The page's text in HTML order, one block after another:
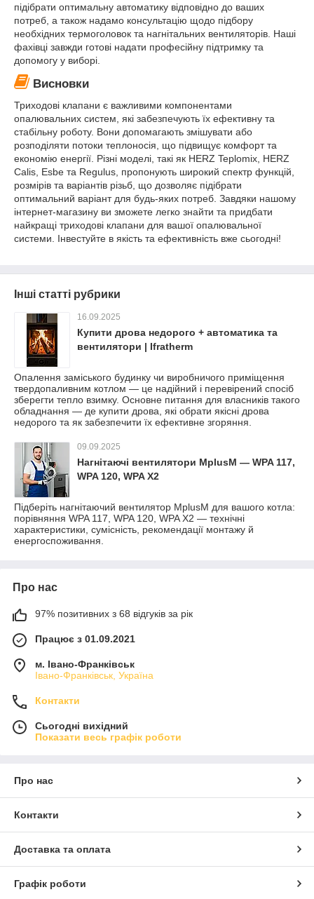
підібрати оптимальну автоматику відповідно до ваших
потреб, а також надамо консультацію щодо підбору
необхідних термоголовок та нагнітальних вентиляторів. Наші
фахівці завжди готові надати професійну підтримку та
допомогу у виборі.
Висновки
Триходові клапани є важливими компонентами
опалювальних систем, які забезпечують їх ефективну та
стабільну роботу. Вони допомагають змішувати або
розподіляти потоки теплоносія, що підвищує комфорт та
економію енергії. Різні моделі, такі як HERZ Teplomix, HERZ
Calis, Esbe та Regulus, пропонують широкий спектр функцій,
розмірів та варіантів різьб, що дозволяє підібрати
оптимальний варіант для будь-яких потреб. Завдяки нашому
інтернет-магазину ви зможете легко знайти та придбати
найкращі триходові клапани для вашої опалювальної
системи. Інвестуйте в якість та ефективність вже сьогодні!
Інші статті рубрики
16.09.2025
Купити дрова недорого + автоматика та
вентилятори | Ifratherm
Опалення заміського будинку чи виробничого приміщення
твердопаливним котлом — це надійний і перевірений спосіб
зберегти тепло взимку. Основне питання для власників такого
обладнання — де купити дрова, які обрати якісні дрова
недорого та як забезпечити їх ефективне згоряння.
09.09.2025
Нагнітаючі вентилятори MplusM — WPA 117,
WPA 120, WPA X2
Підберіть нагнітаючий вентилятор MplusM для вашого котла:
порівняння WPA 117, WPA 120, WPA X2 — технічні
характеристики, сумісність, рекомендації монтажу й
енергоспоживання.
Про нас
97% позитивних з 68 відгуків за рік
Працює з 01.09.2021
м. Івано-Франківськ
Івано-Франківськ, Україна
Контакти
Сьогодні вихідний
Показати весь графік роботи
Про нас
Контакти
Доставка та оплата
Графік роботи